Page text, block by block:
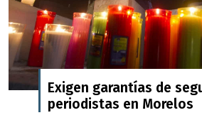
Exigen garantías de
periodistas en Morelos